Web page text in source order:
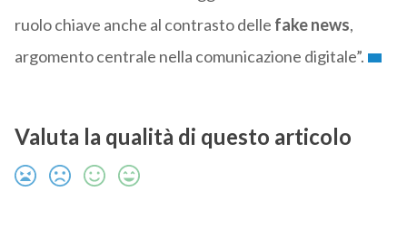
ruolo chiave anche al contrasto delle fake news,
argomento centrale nella comunicazione digitale”.
Valuta la qualità di questo articolo